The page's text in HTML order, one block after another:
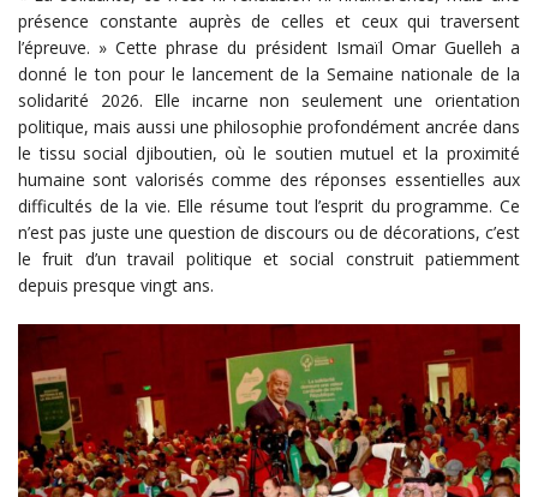
présence constante auprès de celles et ceux qui traversent
l’épreuve. » Cette phrase du président Ismaïl Omar Guelleh a
donné le ton pour le lancement de la Semaine nationale de la
solidarité 2026. Elle incarne non seulement une orientation
politique, mais aussi une philosophie profondément ancrée dans
le tissu social djiboutien, où le soutien mutuel et la proximité
humaine sont valorisés comme des réponses essentielles aux
difficultés de la vie. Elle résume tout l’esprit du programme. Ce
n’est pas juste une question de discours ou de décorations, c’est
le fruit d’un travail politique et social construit patiemment
depuis presque vingt ans.